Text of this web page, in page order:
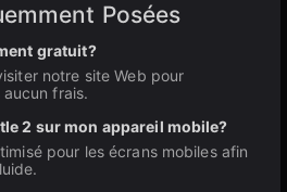
Posées
gratuit?
notre site Web pour
frais.
2 sur mon appareil mobile?
pour les écrans mobiles afin